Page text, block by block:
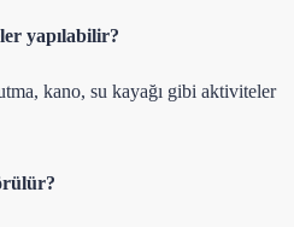
yapılabilir?
kano, su kayağı gibi aktiviteler